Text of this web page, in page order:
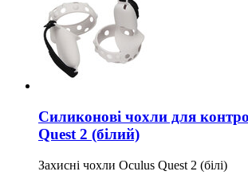
Силиконові чохли для
Quest 2 (білий)
Захисні чохли Oculus Quest 2 (білі)